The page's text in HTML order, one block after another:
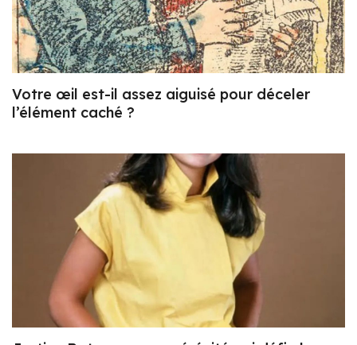
Votre œil est-il assez aiguisé pour déceler
l’élément caché ?